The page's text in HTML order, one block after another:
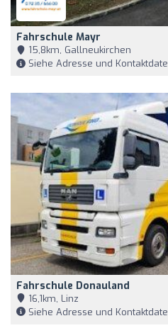
Fahrschule Mayr
15,8km, Gallneukirchen
Siehe Adresse und
Fahrschule Donauland
16,1km, Linz
Siehe Adresse und